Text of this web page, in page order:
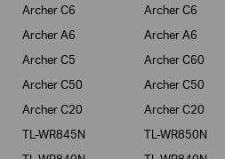
Archer C6
Archer C6
Archer A6
Archer A6
Archer C5
Archer C60
Archer C50
Archer C50
Archer C20
Archer C20
TL-WR845N
TL-WR850N